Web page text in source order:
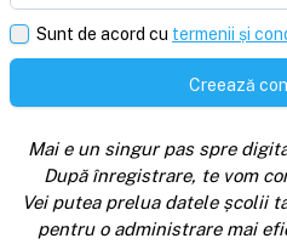
Sunt de acord cu termenii și
Creează
Mai e un singur pas spre
După înregistrare, te vom
Vei putea prelua datele școlii
pentru o administrare mai